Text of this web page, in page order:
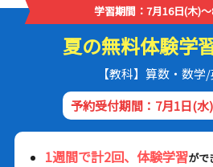
学習期間：7月16日(木)
夏の無料体験学
【教科】算数・数
予約受付期間：7月1日(
1週間で計2回、体験学習がで